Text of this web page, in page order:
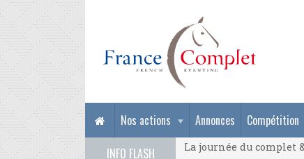
Nos actions Annonces Compétition
INFO FLASH
La journée du
La journée du complet